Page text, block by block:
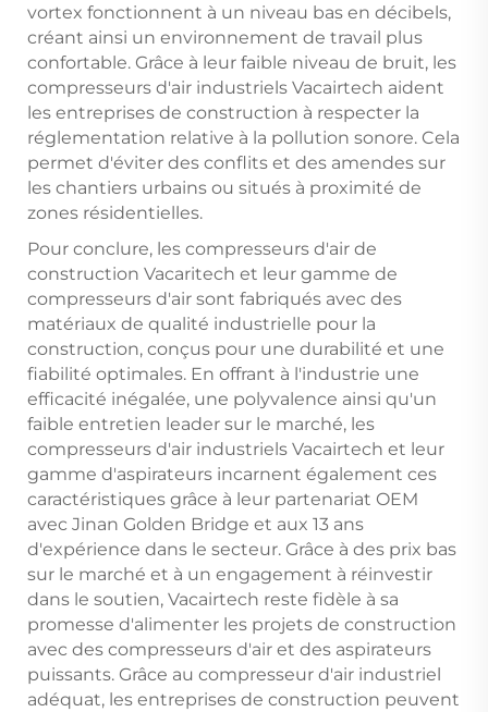
vortex fonctionnent à un niveau bas en décibels,
créant ainsi un environnement de travail plus
confortable. Grâce à leur faible niveau de bruit, les
compresseurs d'air industriels Vacairtech aident
les entreprises de construction à respecter la
réglementation relative à la pollution sonore. Cela
permet d'éviter des conflits et des amendes sur
les chantiers urbains ou situés à proximité de
zones résidentielles.
Pour conclure, les compresseurs d'air de
construction Vacaritech et leur gamme de
compresseurs d'air sont fabriqués avec des
matériaux de qualité industrielle pour la
construction, conçus pour une durabilité et une
fiabilité optimales. En offrant à l'industrie une
efficacité inégalée, une polyvalence ainsi qu'un
faible entretien leader sur le marché, les
compresseurs d'air industriels Vacairtech et leur
gamme d'aspirateurs incarnent également ces
caractéristiques grâce à leur partenariat OEM
avec Jinan Golden Bridge et aux 13 ans
d'expérience dans le secteur. Grâce à des prix bas
sur le marché et à un engagement à réinvestir
dans le soutien, Vacairtech reste fidèle à sa
promesse d'alimenter les projets de construction
avec des compresseurs d'air et des aspirateurs
puissants. Grâce au compresseur d'air industriel
adéquat, les entreprises de construction peuvent